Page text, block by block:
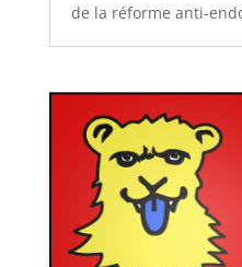
de la réforme anti-